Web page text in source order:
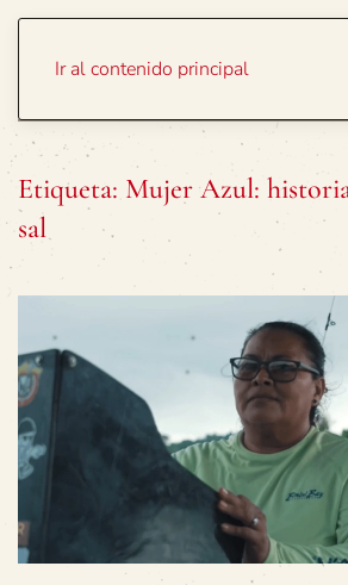
Ir al contenido principal
Etiqueta: Mujer Azul:
sal